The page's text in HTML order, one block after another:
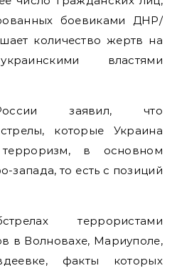
боевиками ДНР/
количество жертв на
властями
заявил, что
которые Украина
терроризм, в основном
запада, то есть с позиций
террористами
в Волновахе, Мариуполе,
факты которых